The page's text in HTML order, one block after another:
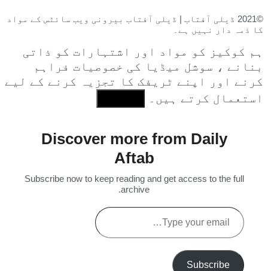
©2021 ڈیلی آفتاب | ڈیلی آفتاب بیرونی ویب سائٹس کے مواد
کا ذمہ دار نہیں ہے۔
ہم کوکیز کو مواد اور اشتہارات کو ذاتی
بنانے ، سوشل میڈیا کی خصوصیات فراہم
کرنے اور اپنے ٹریفک کا تجزیہ کرنے کے لیے
استعمال کرتے ہیں۔
Discover more from Daily
Aftab
Subscribe now to keep reading and get access to the full
archive.
Type
your
Subscribe